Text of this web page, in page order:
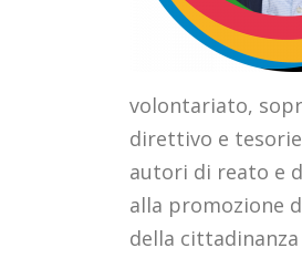
volontariato,
direttivo e
autori di reato e
alla promozione
della